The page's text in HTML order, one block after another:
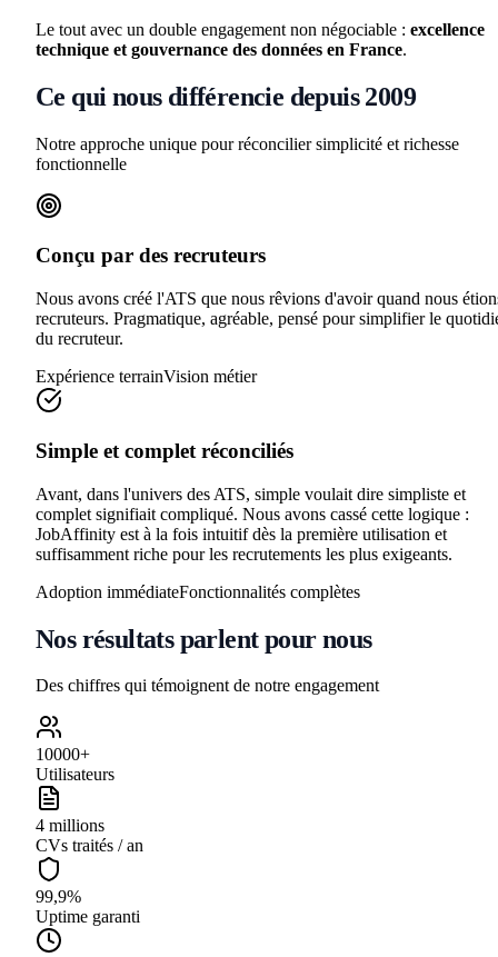
Le tout avec un double engagement non négociable : excellence
technique et gouvernance des données en France.
Ce qui nous différencie depuis 2009
Notre approche unique pour réconcilier simplicité et richesse
fonctionnelle
Conçu par des recruteurs
Nous avons créé l'ATS que nous rêvions d'avoir quand nous
recruteurs. Pragmatique, agréable, pensé pour simplifier le
du recruteur.
Expérience terrainVision métier
Simple et complet réconciliés
Avant, dans l'univers des ATS, simple voulait dire simpliste et
complet signifiait compliqué. Nous avons cassé cette logique :
JobAffinity est à la fois intuitif dès la première utilisation et
suffisamment riche pour les recrutements les plus exigeants.
Adoption immédiateFonctionnalités complètes
Nos résultats parlent pour nous
Des chiffres qui témoignent de notre engagement
10000+
Utilisateurs
4 millions
CVs traités / an
99,9%
Uptime garanti